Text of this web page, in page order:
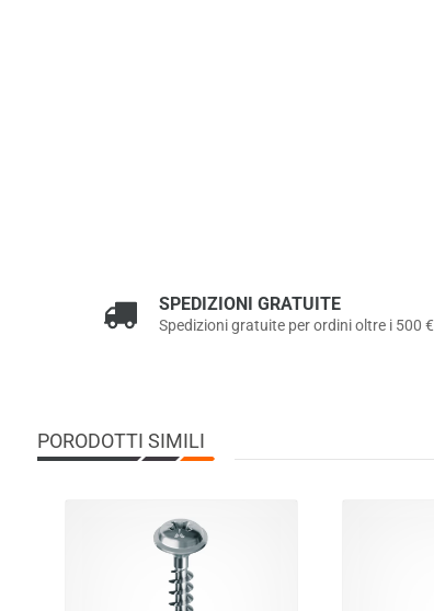
PORODOTTI SIMILI
SPEDIZIONI GRATUITE
Spedizioni gratuite per ordini oltre i 500 €